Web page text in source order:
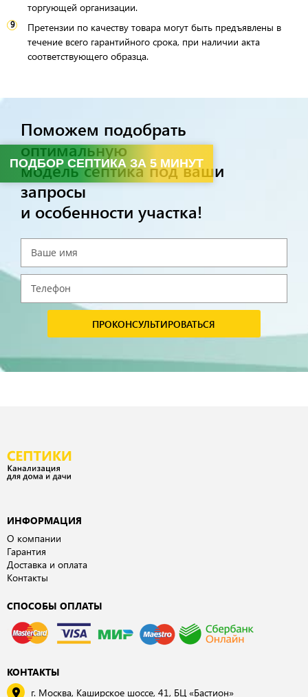
торгующей организации.
Претензии по качеству товара могут быть предъявлены в
течение всего гарантийного срока, при наличии акта
соответствующего образца.
Поможем подобрать
оптимальную
модель септика под ваши
запросы
и особенности участка!
ПРОКОНСУЛЬТИРОВАТЬСЯ
ПОДБОР СЕПТИКА ЗА 5 МИНУТ
ИНФОРМАЦИЯ
О компании
Гарантия
Доставка и оплата
Контакты
СПОСОБЫ ОПЛАТЫ
КОНТАКТЫ
г. Москва, Каширское шоссе, 41, БЦ «Бастион»